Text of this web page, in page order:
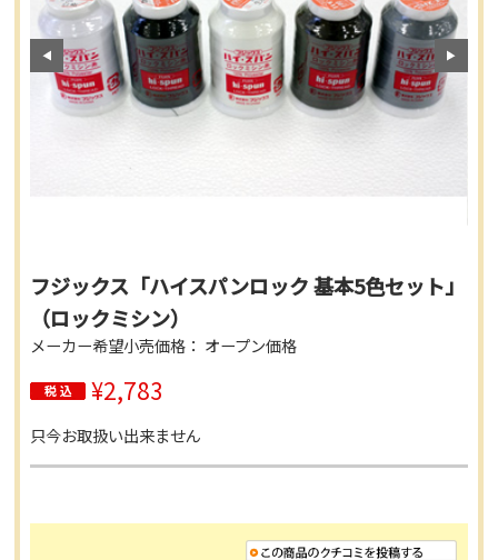
フジックス「ハイスパンロック 基本5色セット」
（ロックミシン）
メーカー希望小売価格： オープン価格
¥2,783
只今お取扱い出来ません